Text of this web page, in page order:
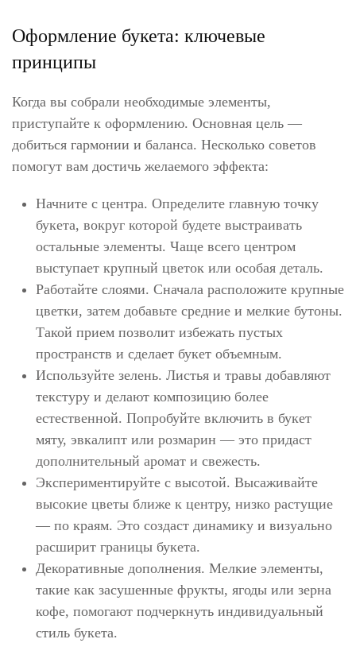
Оформление букета: ключевые
принципы
Когда вы собрали необходимые элементы,
приступайте к оформлению. Основная цель —
добиться гармонии и баланса. Несколько советов
помогут вам достичь желаемого эффекта:
Начните с центра. Определите главную точку
букета, вокруг которой будете выстраивать
остальные элементы. Чаще всего центром
выступает крупный цветок или особая деталь.
Работайте слоями. Сначала расположите крупные
цветки, затем добавьте средние и мелкие бутоны.
Такой прием позволит избежать пустых
пространств и сделает букет объемным.
Используйте зелень. Листья и травы добавляют
текстуру и делают композицию более
естественной. Попробуйте включить в букет
мяту, эвкалипт или розмарин — это придаст
дополнительный аромат и свежесть.
Экспериментируйте с высотой. Высаживайте
высокие цветы ближе к центру, низко растущие
— по краям. Это создаст динамику и визуально
расширит границы букета.
Декоративные дополнения. Мелкие элементы,
такие как засушенные фрукты, ягоды или зерна
кофе, помогают подчеркнуть индивидуальный
стиль букета.